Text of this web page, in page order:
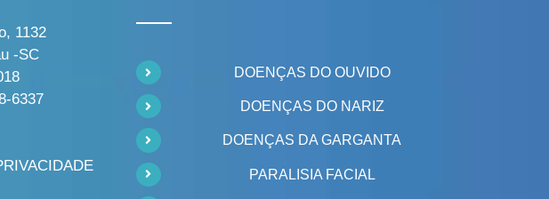
1132
-SC
6337
DOENÇAS DO OUVIDO
DOENÇAS DO NARIZ
DOENÇAS DA GARGANTA
PARALISIA FACIAL